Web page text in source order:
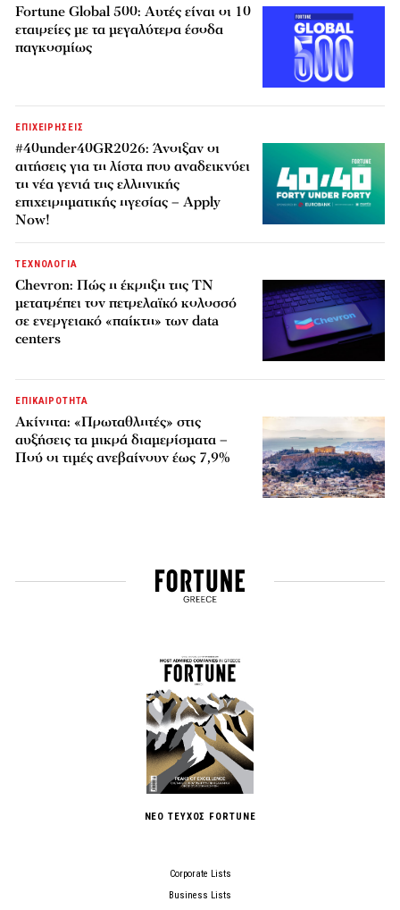
Fortune Global 500: Αυτές είναι οι 10
εταιρείες με τα μεγαλύτερα έσοδα
παγκοσμίως
ΕΠΙΧΕΙΡΗΣΕΙΣ
#40under40GR2026: Άνοιξαν οι
αιτήσεις για τη λίστα που αναδεικνύει
τη νέα γενιά της ελληνικής
επιχειρηματικής ηγεσίας – Apply
Now!
ΤΕΧΝΟΛΟΓΙΑ
Chevron: Πώς η έκρηξη της ΤΝ
μετατρέπει τον πετρελαϊκό κολοσσό
σε ενεργειακό «παίκτη» των data
centers
ΕΠΙΚΑΙΡΟΤΗΤΑ
Ακίνητα: «Πρωταθλητές» στις
αυξήσεις τα μικρά διαμερίσματα –
Πού οι τιμές ανεβαίνουν έως 7,9%
ΝΕΟ ΤΕΥΧΟΣ FORTUNE
Corporate Lists
Business Lists